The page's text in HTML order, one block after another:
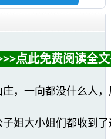
点此免费阅读全
，一向都没什么人
姐大小姐们都收到